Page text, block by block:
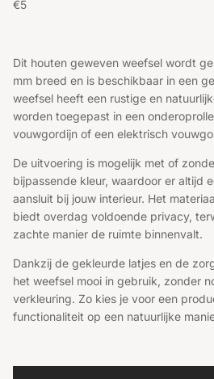
Reguliere prijs
€5
Dit houten geweven weefsel wordt
mm breed en is beschikbaar in een
weefsel heeft een rustige en
worden toegepast in een
vouwgordijn of een elektrisch
De uitvoering is mogelijk met of
bijpassende kleur, waardoor er altijd
aansluit bij jouw interieur. Het
biedt overdag voldoende privacy,
zachte manier de ruimte binnenvalt.
Dankzij de gekleurde latjes en de
het weefsel mooi in gebruik, zonder
verkleuring. Zo kies je voor een
functionaliteit op een natuurlijke